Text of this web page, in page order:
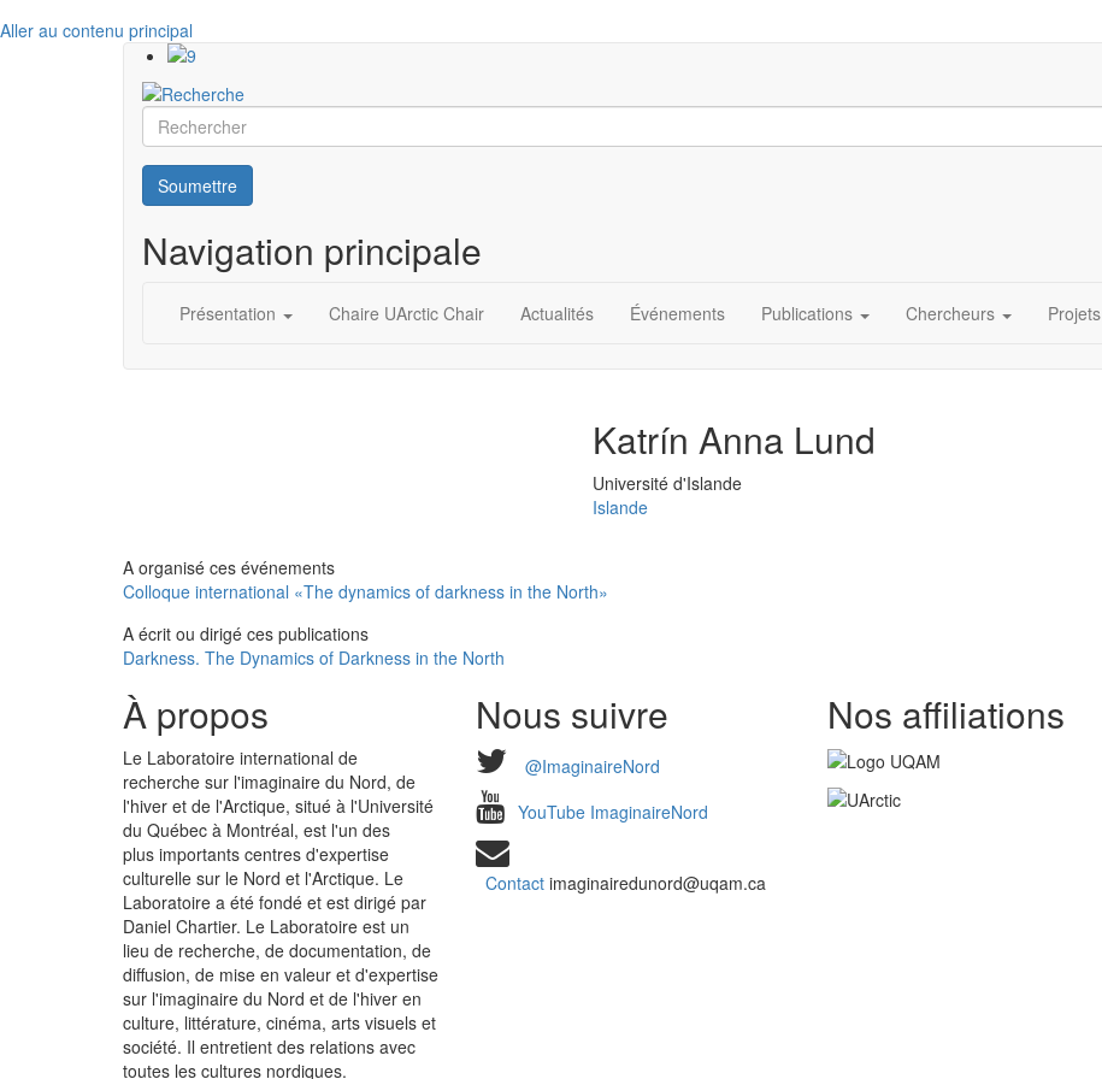
Aller au contenu principal
Rechercher
Soumettre
Navigation principale
Présentation Chaire UArctic Chair Actualités Événements Publications Chercheurs Projets
Katrín Anna Lund
Université
Université d'Islande
Islande
A organisé ces événements
Colloque international «The dynamics of darkness in the North»
A écrit ou dirigé ces publications
Darkness. The Dynamics of Darkness in the North
À propos
Le Laboratoire international de
recherche sur l'imaginaire du Nord, de
l'hiver et de l'Arctique, situé à l'Université
du Québec à Montréal, est l'un des
plus importants centres d'expertise
culturelle sur le Nord et l'Arctique. Le
Laboratoire a été fondé et est dirigé par
Daniel Chartier. Le Laboratoire est un
lieu de recherche, de documentation, de
diffusion, de mise en valeur et d'expertise
sur l'imaginaire du Nord et de l'hiver en
culture, littérature, cinéma, arts visuels et
société. Il entretient des relations avec
toutes les cultures nordiques.
Nous suivre
@ImaginaireNord
YouTube ImaginaireNord
Contactimaginairedunord@uqam.ca
Nos affiliations